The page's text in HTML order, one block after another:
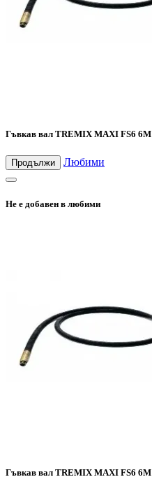
Гъвкав вал TREMIX MAXI FS6 6М
Продължи Любими
Не е добавен в любими
Гъвкав вал TREMIX MAXI FS6 6М